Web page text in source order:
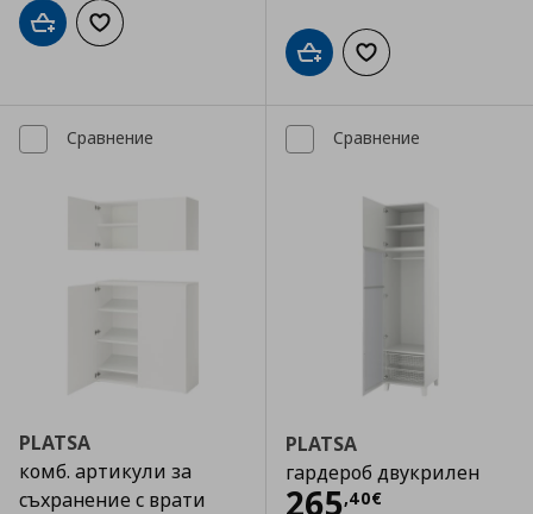
Добави в кошницата
Добави към списъка с любими
Добави в кошницата
Добави към
Сравнение
PLATSA
комб. артикули за
съхранение с врати
Сравнение
PLATSA
гардероб двукрилен
265,40€
Цена265,40 €